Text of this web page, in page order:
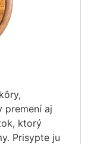
premení aj
ktorý
Prisypte ju